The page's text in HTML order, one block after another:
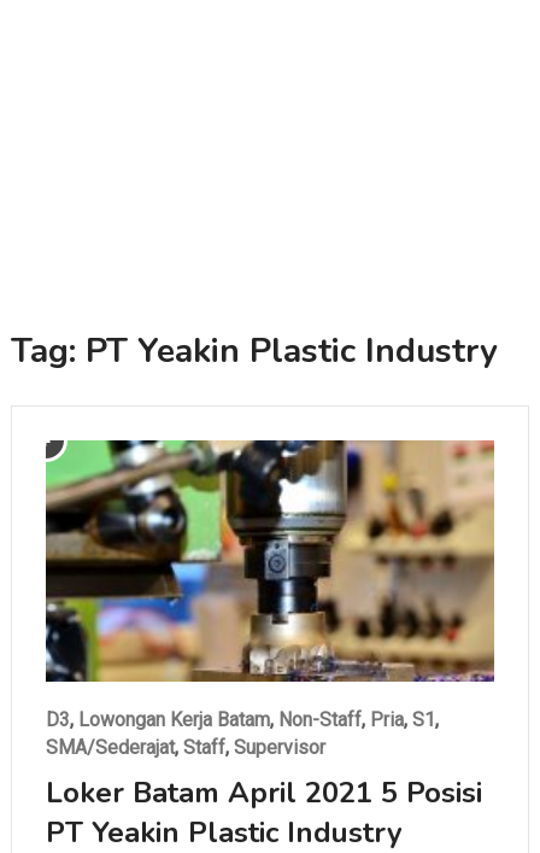
Tag: PT Yeakin Plastic Industry
D3, Lowongan Kerja Batam, Non-Staff, Pria, S1,
SMA/Sederajat, Staff, Supervisor
Loker Batam April 2021 5 Posisi
PT Yeakin Plastic Industry